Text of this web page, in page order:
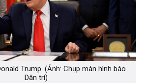
Trump. (Ảnh: Chụp màn hình báo
Dân trí)